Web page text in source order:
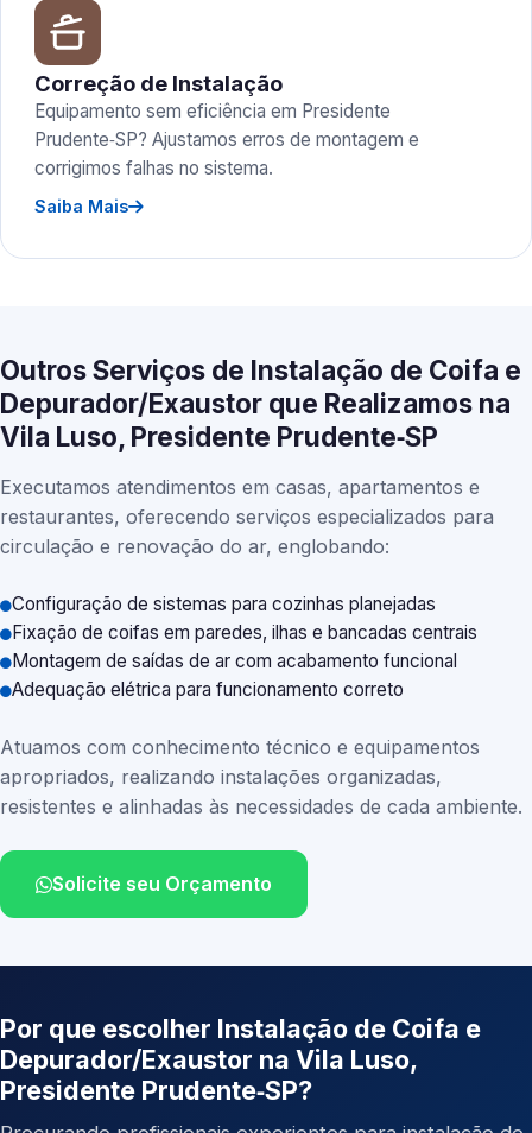
Correção de Instalação
Equipamento sem eficiência em Presidente
Prudente‑SP? Ajustamos erros de montagem e
corrigimos falhas no sistema.
Saiba Mais
Outros Serviços de Instalação de Coifa e
Depurador/Exaustor que Realizamos na
Vila Luso, Presidente Prudente‑SP
Executamos atendimentos em casas, apartamentos e
restaurantes, oferecendo serviços especializados para
circulação e renovação do ar, englobando:
Configuração de sistemas para cozinhas planejadas
Fixação de coifas em paredes, ilhas e bancadas centrais
Montagem de saídas de ar com acabamento funcional
Adequação elétrica para funcionamento correto
Atuamos com conhecimento técnico e equipamentos
apropriados, realizando instalações organizadas,
resistentes e alinhadas às necessidades de cada ambiente.
Solicite seu Orçamento
Por que escolher Instalação de Coifa e
Depurador/Exaustor na Vila Luso,
Presidente Prudente‑SP?